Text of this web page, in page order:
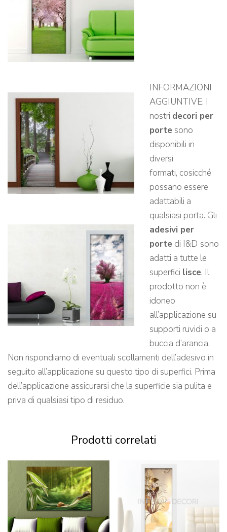
INFORMAZIONI
AGGIUNTIVE: I
nostri decori per
porte sono
disponibili in
diversi
formati, cosicché
possano essere
adattabili a
qualsiasi porta. Gli
adesivi per
porte di I&D sono
adatti a tutte le
superfici lisce. Il
prodotto non è
idoneo
all’applicazione su
supporti ruvidi o a
buccia d’arancia.
Non rispondiamo di eventuali scollamenti dell’adesivo in
seguito all’applicazione su questo tipo di superfici. Prima
dell’applicazione assicurarsi che la superficie sia pulita e
priva di qualsiasi tipo di residuo.
Prodotti correlati